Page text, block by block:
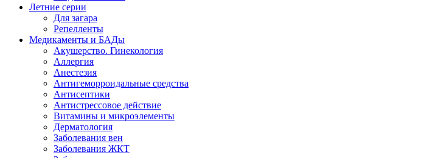
Летние серии
Для загара
Репелленты
Медикаменты и БАДы
Акушерство. Гинекология
Аллергия
Анестезия
Антигеморроидальные средства
Антисептики
Антистрессовое действие
Витамины и микроэлементы
Дерматология
Заболевания вен
Заболевания ЖКТ